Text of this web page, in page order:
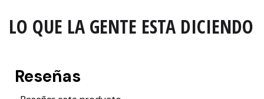
LO QUE LA GENTE ESTA DICIENDO